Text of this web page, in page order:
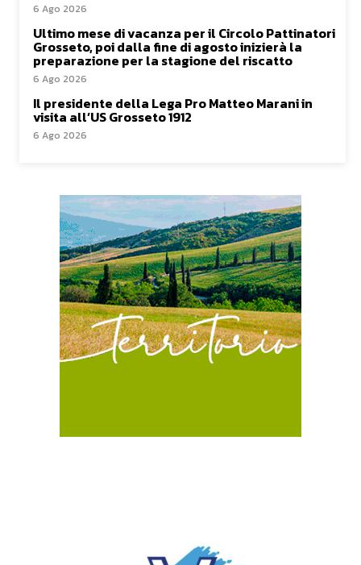
6 Ago 2026
Ultimo mese di vacanza per il Circolo Pattinatori
Grosseto, poi dalla fine di agosto inizierà la
preparazione per la stagione del riscatto
6 Ago 2026
Il presidente della Lega Pro Matteo Marani in
visita all’US Grosseto 1912
6 Ago 2026